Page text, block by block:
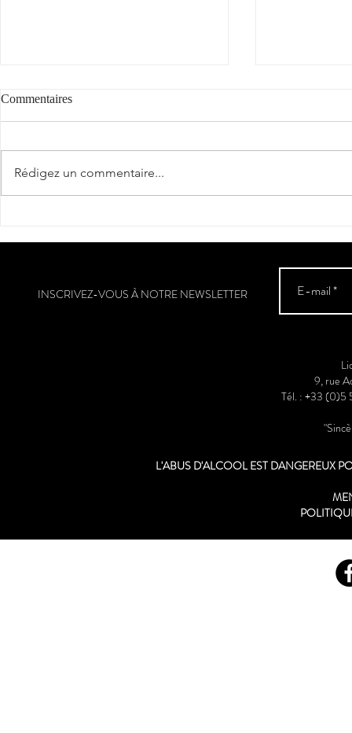
Commentaires
Rédigez un commentaire...
INSCRIVEZ-VOUS À NOTRE NEWSLETTER
9, rue
Tél. : +33
L'ABUS D'ALCOOL EST DANGEREUX